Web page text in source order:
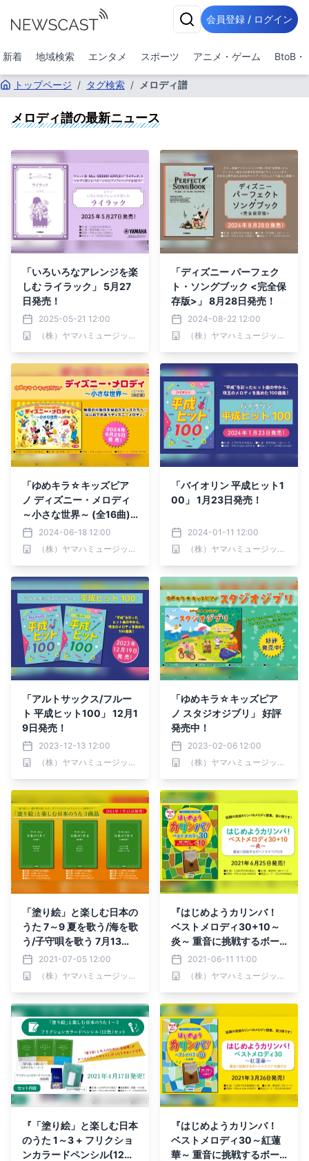
会員登録 / ログイン
新着 地域検索 エンタメ スポーツ アニメ・ゲーム BtoB・
トップページ / タグ検索 / メロディ譜
メロディ譜の最新ニュース
「いろいろなアレンジを楽
しむ ライラック」 5月27
日発売！
2025-05-21 12:00
（株）ヤマハミュージックエンタテインメントホールディングス
「ディズニー パーフェク
ト・ソングブック <完全保
存版>」 8月28日発売！
2024-08-22 12:00
（株）ヤマハミュージックエンタテインメントホールディングス
「ゆめキラ☆キッズピア
ノ ディズニー・メロディ
～小さな世界～ (全16曲)
【改訂版】」 6月25日発
売！
2024-06-18 12:00
（株）ヤマハミュージックエンタテインメントホールディングス
「バイオリン 平成ヒット1
00」 1月23日発売！
2024-01-11 12:00
（株）ヤマハミュージックエンタテインメントホールディングス
「アルトサックス/フルー
ト 平成ヒット100」 12月1
9日発売！
2023-12-13 12:00
（株）ヤマハミュージックエンタテインメントホールディングス
「ゆめキラ☆キッズピア
ノ スタジオジブリ」 好評
発売中！
2023-02-06 12:00
（株）ヤマハミュージックエンタテインメントホールディングス
「塗り絵」と楽しむ日本の
うた 7～9 夏を歌う/海を歌
う/子守唄を歌う 7月13日
発売！2021-07-05 12:00
（株）ヤマハミュージックエンタテインメントホールディングス
『はじめようカリンバ！
ベストメロディ30+10～
炎～ 重音に挑戦するボー
ナススコア付き』 6月25
日発売！
2021-06-11 11:00
（株）ヤマハミュージックエンタテインメントホールディングス
『「塗り絵」と楽しむ日本
のうた 1～3 + フリクショ
ンカラードペンシル(12色)
『はじめようカリンバ！
ベストメロディ30～紅蓮
華～ 重音に挑戦するボー